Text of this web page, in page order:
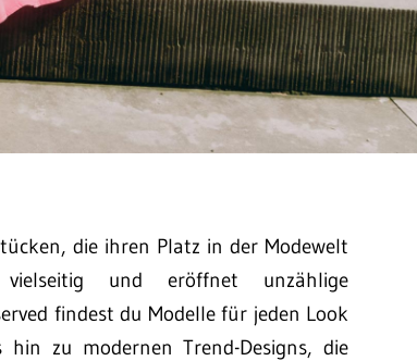
die ihren Platz in der Modewelt
und eröffnet unzählige
findest du Modelle für jeden Look
zu modernen Trend-Designs, die